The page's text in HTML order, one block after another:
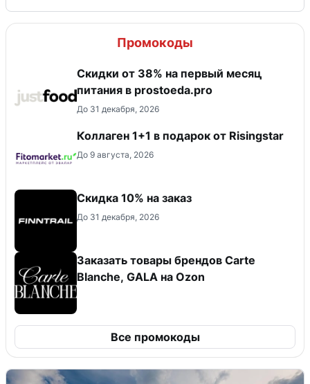
Промокоды
​Скидки от 38% на первый месяц
питания в prostoeda.pro
До 31 декабря, 2026
Коллаген 1+1 в подарок от Risingstar
До 9 августа, 2026
Скидка 10% на заказ
До 31 декабря, 2026
Заказать товары брендов Carte
Blanche, GALA на Ozon
Все промокоды